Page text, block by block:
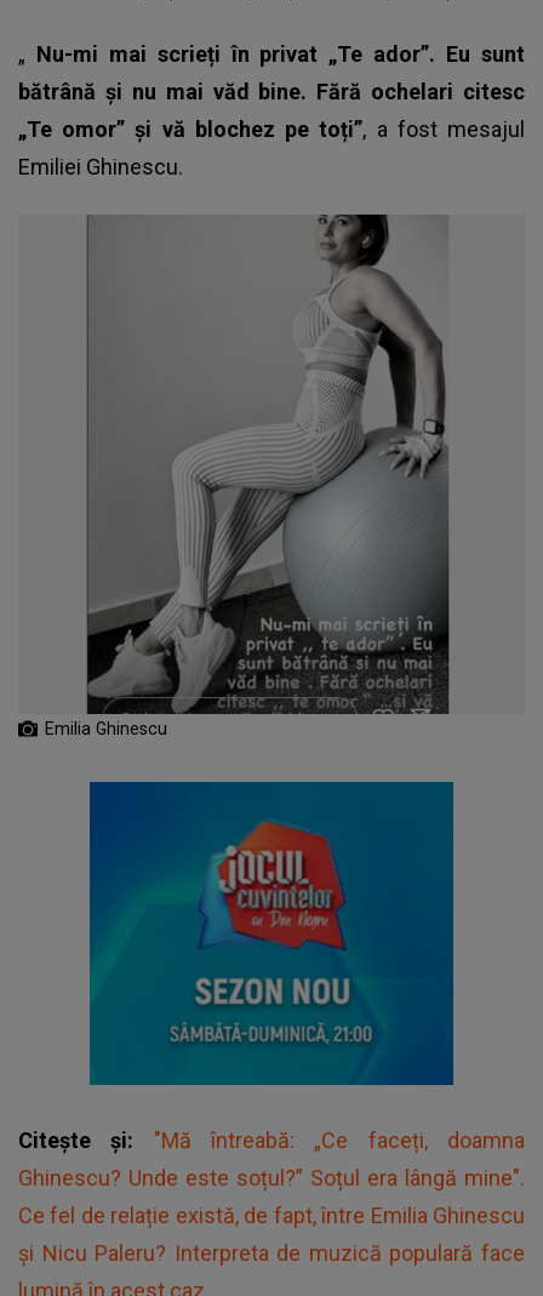
„ Nu-mi mai scrieți în privat „Te ador”. Eu sunt
bătrână și nu mai văd bine. Fără ochelari citesc
„Te omor” și vă blochez pe toți”, a fost mesajul
Emiliei Ghinescu.
Emilia Ghinescu
Citește și: "Mă întreabă: „Ce faceți, doamna
Ghinescu? Unde este soțul?” Soțul era lângă mine".
Ce fel de relație există, de fapt, între Emilia Ghinescu
și Nicu Paleru? Interpreta de muzică populară face
lumină în acest caz